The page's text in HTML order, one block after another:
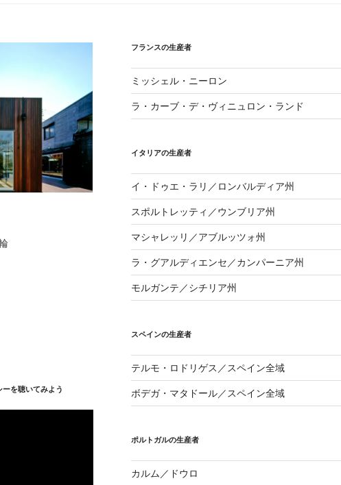
ーを聴いてみよう
フランスの生産者
ミッシェル・ニーロン
ラ・カーブ・デ・ヴィニュロン・ランド
イタリアの生産者
イ・ドゥエ・ラリ／ロンバルディア州
スポルトレッティ／ウンブリア州
マシャレッリ／アブルッツォ州
ラ・グアルディエンセ／カンパーニア州
モルガンテ／シチリア州
スペインの生産者
テルモ・ロドリゲス／スペイン全域
ボデガ・マタドール／スペイン全域
ポルトガルの生産者
カルム／ドウロ